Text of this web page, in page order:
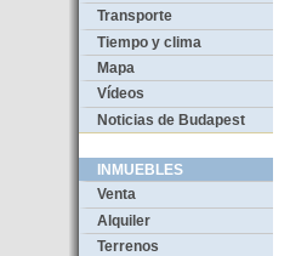
Transporte
Tiempo y clima
Mapa
Vídeos
Noticias de Budapest
INMUEBLES
Venta
Alquiler
Terrenos